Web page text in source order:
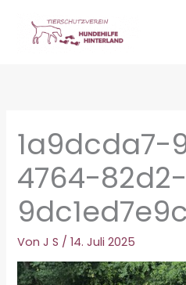
springen
1a9dcda7-
4764-82d2-
VonJ S /14. Juli 2025